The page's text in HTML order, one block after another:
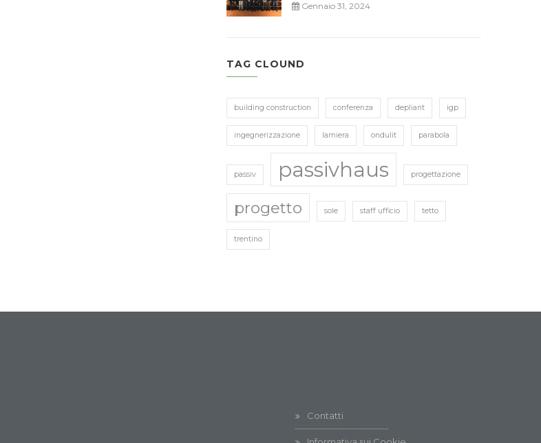
Gennaio 31, 2024
TAG CLOUND
building construction conferenza depliant igp
ingegnerizzazione lamiera ondulit parabola
passiv passivhaus progettazione
progetto sole staff ufficio tetto
trentino
Contatti